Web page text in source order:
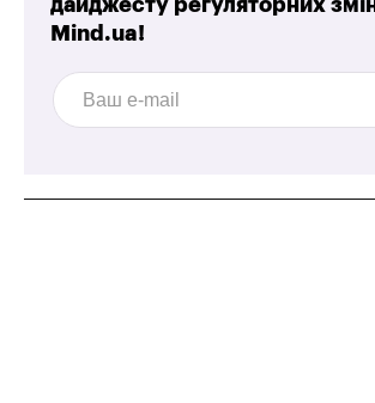
дайджесту регуляторних
Mind.ua!